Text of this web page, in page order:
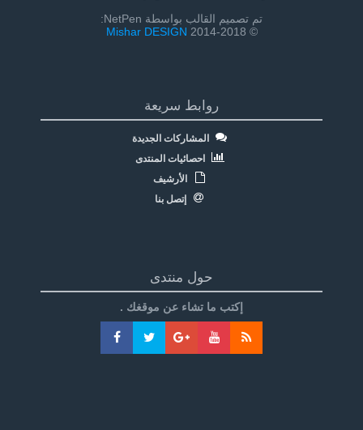
تم تصميم القالب بواسطة NetPen:
© 2014-2018
Mishar DESIGN
روابط سريعة
المشاركات الجديدة
احصائيات المنتدى
الأرشيف
إتصل بنا
حول منتدى
إكتب ما تشاء عن موقغك .